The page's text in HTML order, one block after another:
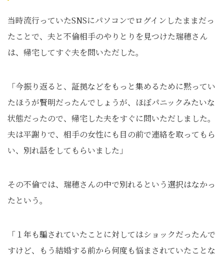
当時流行っていたSNSにパソコンでログインしたままだっ
たことで、夫と不倫相手のやりとりを見つけた瑞穂さん
は、帰宅してすぐ夫を問いただした。
「今振り返ると、証拠などをもっと集めるために黙ってい
たほうが賢明だったんでしょうが、ほぼパニックみたいな
状態だったので、帰宅した夫をすぐに問いただしました。
夫は平謝りで、相手の女性にも目の前で連絡を取ってもら
い、別れ話をしてもらいました」
その不倫では、瑞穂さんの中で別れるという選択はなかっ
たという。
「１年も騙されていたことに対してはショックだったんで
すけど、もう結婚する前から何度も悩まされていたことな